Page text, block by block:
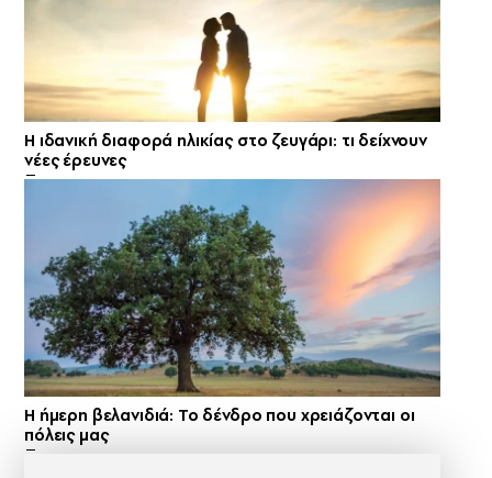
Η ιδανική διαφορά ηλικίας στο ζευγάρι: τι δείχνουν
νέες έρευνες
Η ήμερη βελανιδιά: Το δένδρο που χρειάζονται οι
πόλεις μας